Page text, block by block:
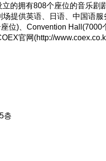
的拥有808个座位的音乐剧
提供英语、日语、中国语
位)、Convention
官网(http://
층